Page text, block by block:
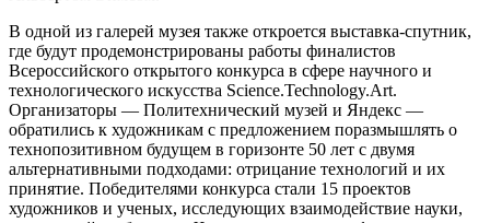
В одной из галерей музея также откроется выставка-спутник,
где будут продемонстрированы работы финалистов
Всероссийского открытого конкурса в сфере научного и
технологического искусства Science.Technology.Art.
Организаторы — Политехнический музей и Яндекс —
обратились к художникам с предложением поразмышлять о
технопозитивном будущем в горизонте 50 лет с двумя
альтернативными подходами: отрицание технологий и их
принятие. Победителями конкурса стали 15 проектов
художников и ученых, исследующих взаимодействие науки,